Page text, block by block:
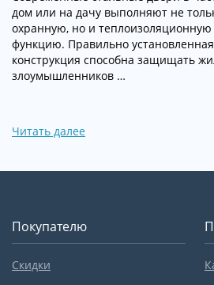
дом или на дачу выполняют не
охранную, но и теплоизоляционную
функцию. Правильно установленная
конструкция способна защищать
злоумышленников …
Читать далее
Покупателю
Скидки